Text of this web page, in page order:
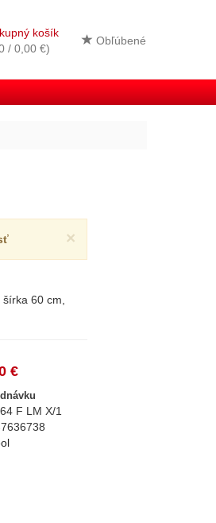
košík
/ 0,00 €)
Obľúbené
×
60 cm,
€
F LM X/1